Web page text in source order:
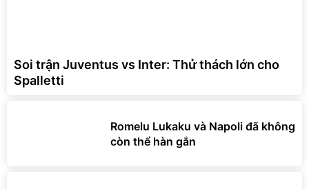
Soi trận Juventus vs Inter: Thử thách lớn cho
Spalletti
Romelu Lukaku và Napoli đã không
còn thể hàn gắn